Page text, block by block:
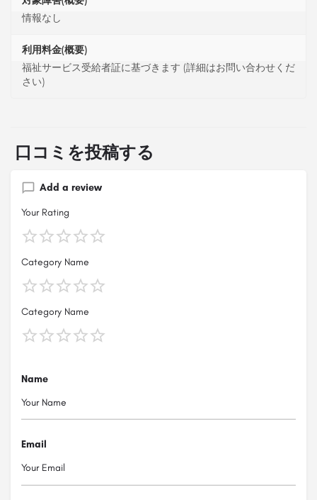
情報なし
利用料金(概要)
福祉サービス受給者証に基づきます (詳細はお問い合わせくだ
さい)
口コミを投稿する
Add a review
Your Rating
Category Name
Category Name
Name
Email